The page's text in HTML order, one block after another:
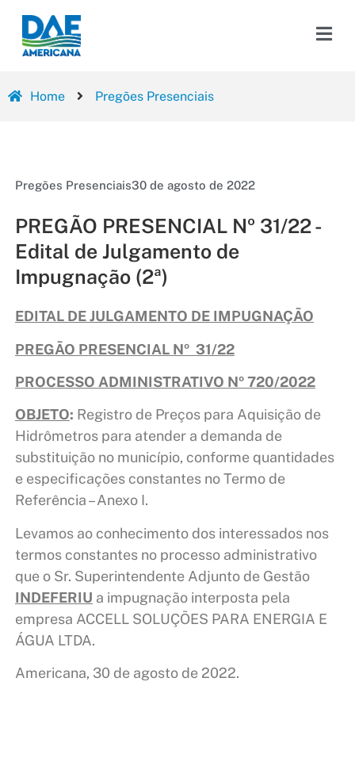
Home Pregões Presenciais
Pregões Presenciais30 de agosto de 2022
PREGÃO PRESENCIAL Nº 31/22 -
Edital de Julgamento de
Impugnação (2ª)
EDITAL DE JULGAMENTO DE IMPUGNAÇÃO
PREGÃO PRESENCIAL Nº 31/22
PROCESSO ADMINISTRATIVO Nº 720/2022
OBJETO: Registro de Preços para Aquisição de
Hidrômetros para atender a demanda de
substituição no município, conforme quantidades
e especificações constantes no Termo de
Referência – Anexo I.
Levamos ao conhecimento dos interessados nos
termos constantes no processo administrativo
que o Sr. Superintendente Adjunto de Gestão
INDEFERIU a impugnação interposta pela
empresa ACCELL SOLUÇÕES PARA ENERGIA E
ÁGUA LTDA.
Americana, 30 de agosto de 2022.